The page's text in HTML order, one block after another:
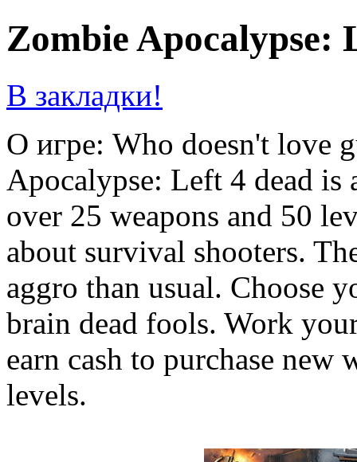
Zombie
В закладки!
О игре: Who doesn't love
Apocalypse: Left 4 dead is
over 25 weapons and 50
about survival shooters.
aggro than usual. Choose
brain dead fools. Work
earn cash to purchase new
levels.